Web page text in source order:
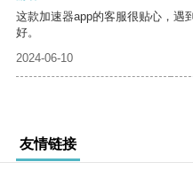
这款加速器app的客服很贴心，遇
好。
2024-06-10
友情链接